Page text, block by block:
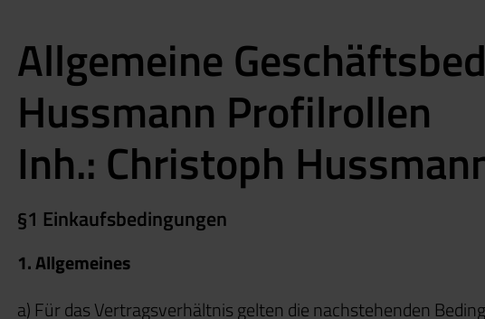
Allgemeine
Hussmann Profilrollen
Inh.: Christoph
§1 Einkaufsbedingungen
1. Allgemeines
a) Für das Vertragsverhältnis gelten die nachstehenden